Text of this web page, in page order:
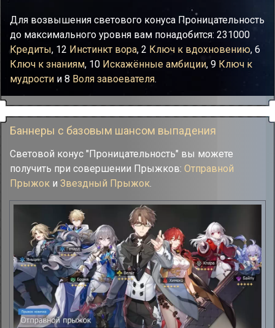
Для возвышения светового конуса Проницательность
до максимального уровня вам понадобится: 231000
Кредиты, 12 Инстинкт вора, 2 Ключ к вдохновению, 6
Ключ к знаниям, 10 Искажённые амбиции, 9 Ключ к
мудрости и 8 Воля завоевателя.
Баннеры с базовым шансом выпадения
Световой конус "Проницательность" вы можете
получить при совершении Прыжков: Отправной
Прыжок и Звездный Прыжок.